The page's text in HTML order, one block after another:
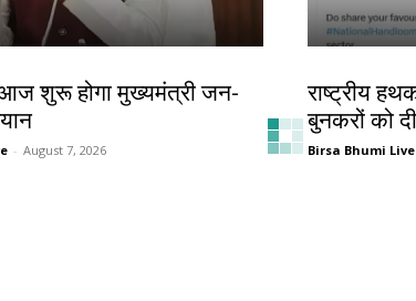
शुरू होगा मुख्यमंत्री जन-
- August 7, 2026
राष्ट्रीय
बुनकरों को
Birsa Bhumi Live